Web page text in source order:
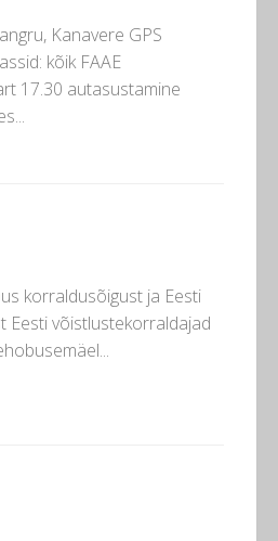
Kanavere GPS
kõik FAAE
17.30 autasustamine
korraldusõigust ja Eesti
Eesti võistlustekorraldajad